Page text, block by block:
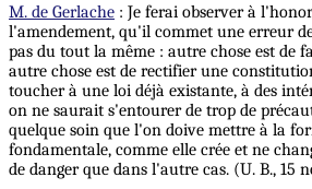
M. de Gerlache : Je ferai observer à
l'amendement, qu'il commet une erreur
pas du tout la même : autre chose est de
autre chose est de rectifier une
toucher à une loi déjà existante, à des
on ne saurait s'entourer de trop de
quelque soin que l'on doive mettre à la
fondamentale, comme elle crée et ne
de danger que dans l'autre cas. (U. B., 15